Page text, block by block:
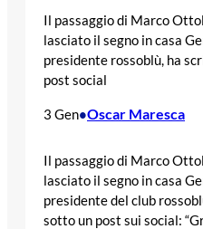
Il passaggio di Marco
lasciato il segno in casa
presidente rossoblù, ha
post social
3 Gen•Oscar Maresca
Il passaggio di Marco
lasciato il segno in casa
presidente del club
sotto un post sui social: